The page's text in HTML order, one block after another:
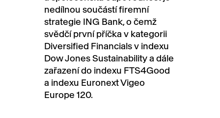
nedílnou součástí firemní
strategie ING Bank, o čemž
svědčí první příčka v kategorii
Diversified Financials v indexu
Dow Jones Sustainability a dále
zařazení do indexu FTS4Good
a indexu Euronext Vigeo
Europe 120.